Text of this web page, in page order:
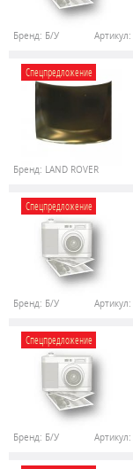
Бренд: Б/У Артикул:
Спецпредложение
Бренд: LAND ROVER
Спецпредложение
Бренд: Б/У Артикул:
Спецпредложение
Бренд: Б/У Артикул: